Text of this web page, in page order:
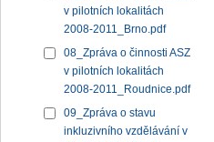
v pilotních lokalitách
2008-2011_Brno.pdf
08_Zpráva o činnosti ASZ
v pilotních lokalitách
2008-2011_Roudnice.pdf
09_Zpráva o stavu
inkluzivního vzdělávání v